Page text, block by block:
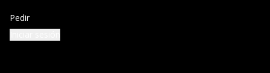
Pedir